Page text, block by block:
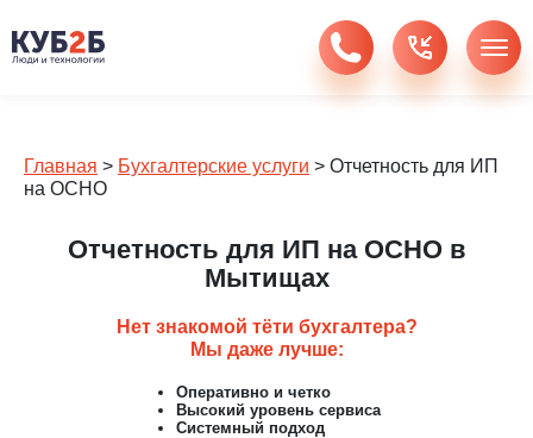
Главная > Бухгалтерские услуги > Отчетность для ИП
на ОСНО
Отчетность для ИП на ОСНО в
Мытищах
Нет знакомой тёти бухгалтера?
Мы даже лучше:
Оперативно и четко
Высокий уровень сервиса
Системный подход